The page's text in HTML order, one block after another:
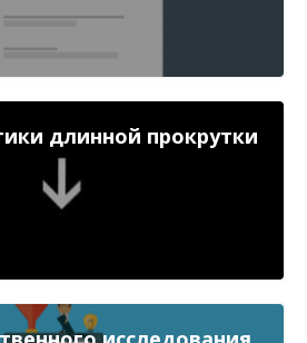
длинной прокрутки